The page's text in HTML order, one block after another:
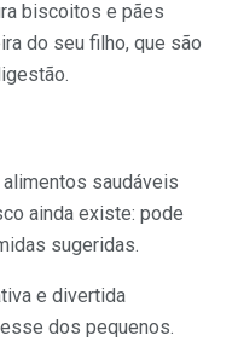
biscoitos e pães
do seu filho, que são
saudáveis
ainda existe: pode
sugeridas.
e divertida
dos pequenos.